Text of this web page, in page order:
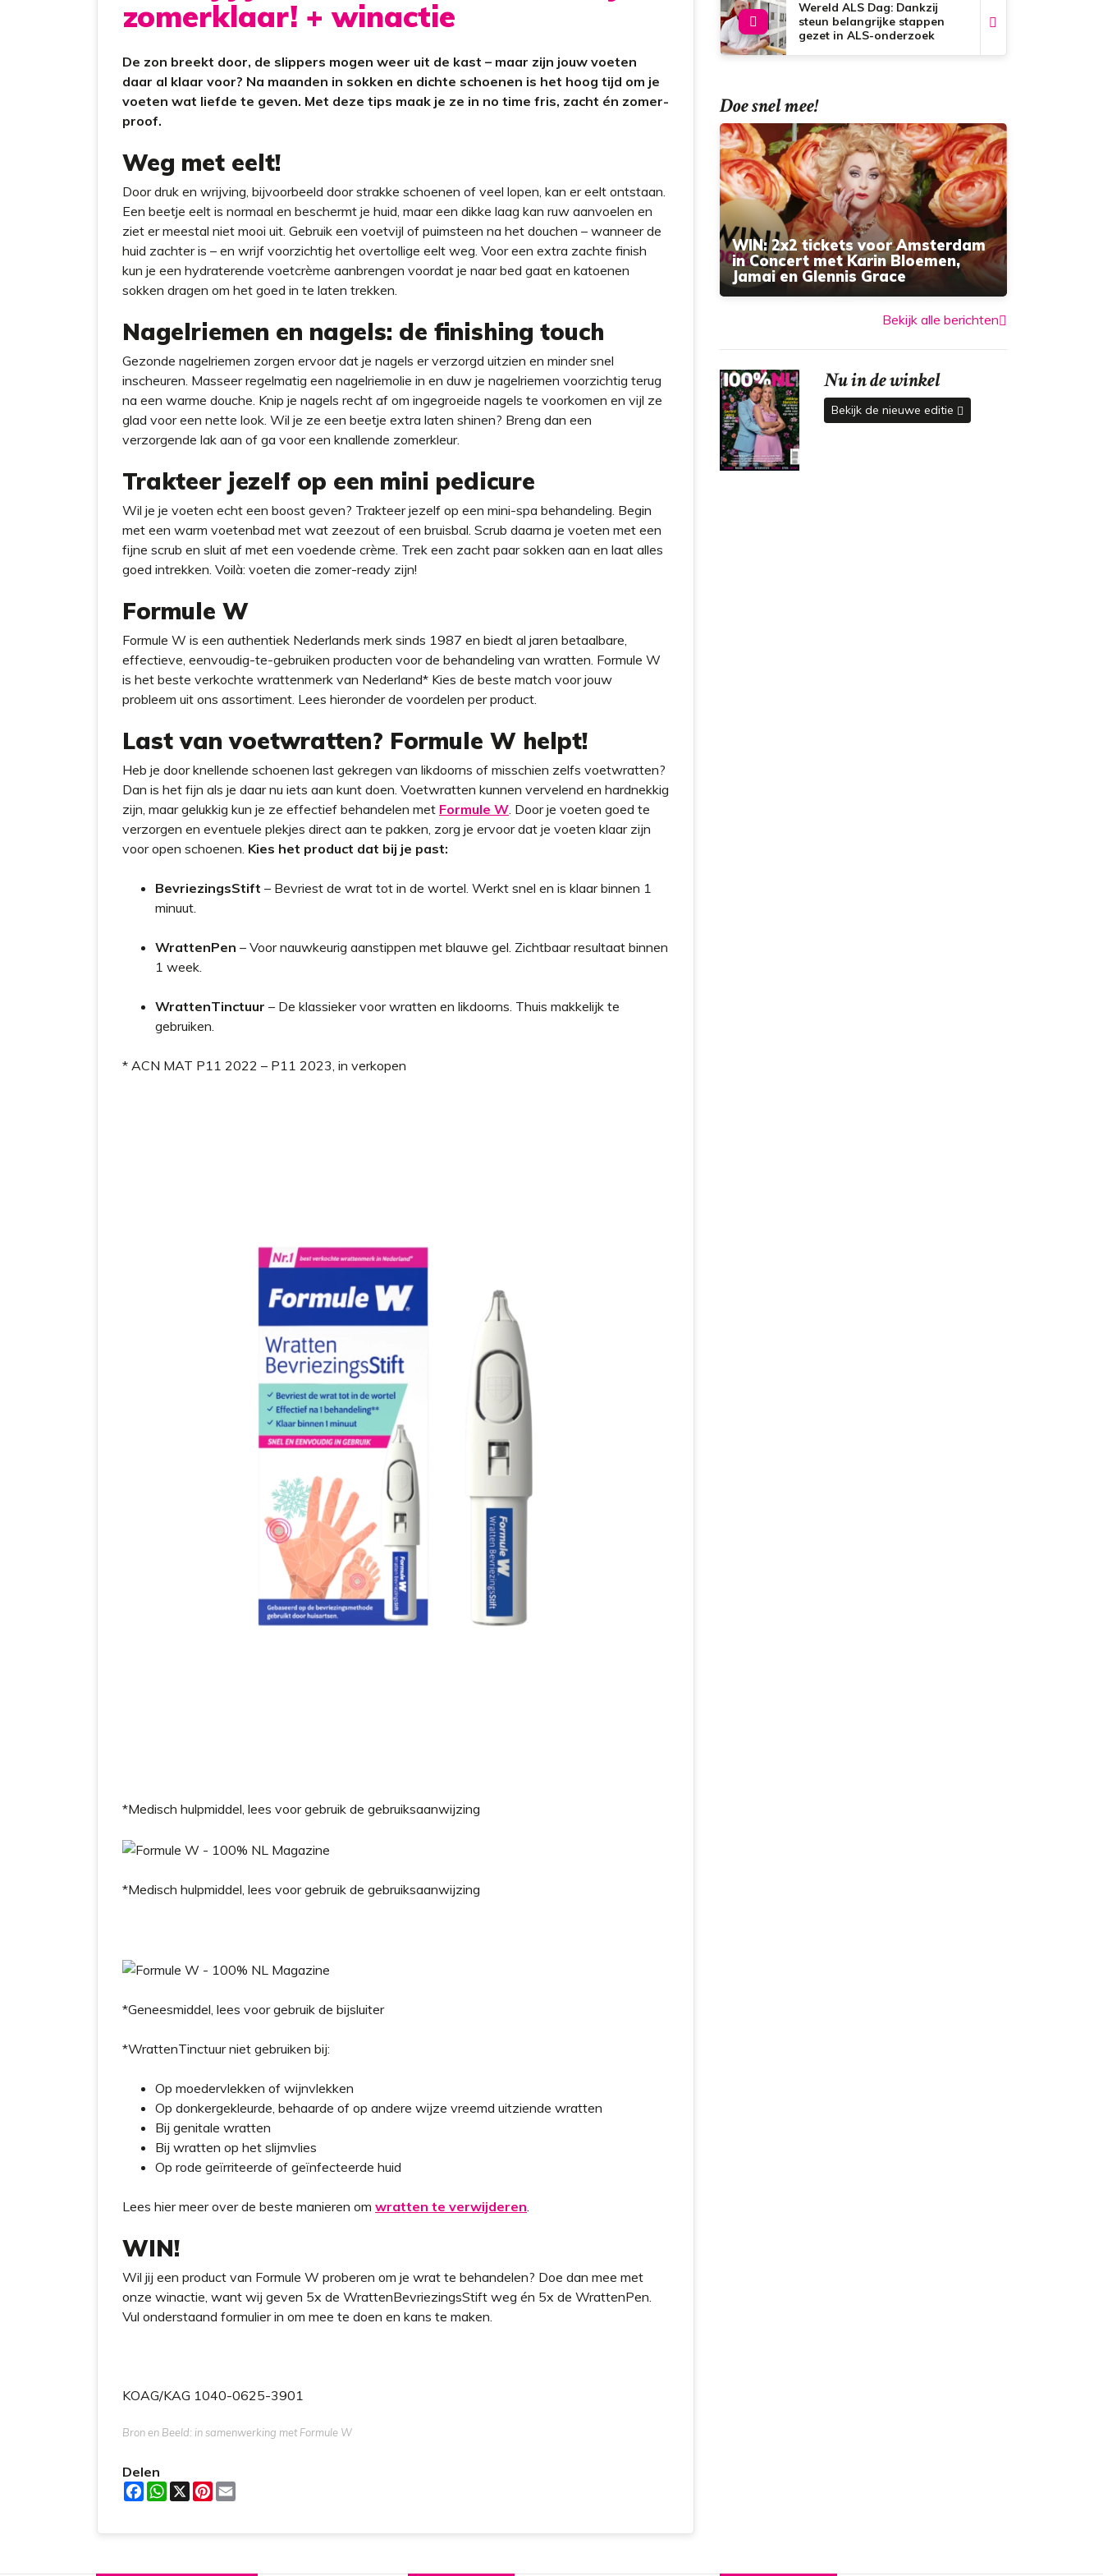
t
zomerklaar! + winactie
De zon breekt door, de slippers mogen weer uit de kast – maar zijn jouw voeten
daar al klaar voor? Na maanden in sokken en dichte schoenen is het hoog tijd om je
voeten wat liefde te geven. Met deze tips maak je ze in no time fris, zacht én zomer-
proof.
Weg met eelt!
Door druk en wrijving, bijvoorbeeld door strakke schoenen of veel lopen, kan er eelt ontstaan.
Een beetje eelt is normaal en beschermt je huid, maar een dikke laag kan ruw aanvoelen en
ziet er meestal niet mooi uit. Gebruik een voetvijl of puimsteen na het douchen – wanneer de
huid zachter is – en wrijf voorzichtig het overtollige eelt weg. Voor een extra zachte finish
kun je een hydraterende voetcrème aanbrengen voordat je naar bed gaat en katoenen
sokken dragen om het goed in te laten trekken.
Nagelriemen en nagels: de finishing touch
Gezonde nagelriemen zorgen ervoor dat je nagels er verzorgd uitzien en minder snel
inscheuren. Masseer regelmatig een nagelriemolie in en duw je nagelriemen voorzichtig terug
na een warme douche. Knip je nagels recht af om ingegroeide nagels te voorkomen en vijl ze
glad voor een nette look. Wil je ze een beetje extra laten shinen? Breng dan een
verzorgende lak aan of ga voor een knallende zomerkleur.
Trakteer jezelf op een mini pedicure
Wil je je voeten echt een boost geven? Trakteer jezelf op een mini-spa behandeling. Begin
met een warm voetenbad met wat zeezout of een bruisbal. Scrub daarna je voeten met een
fijne scrub en sluit af met een voedende crème. Trek een zacht paar sokken aan en laat alles
goed intrekken. Voilà: voeten die zomer-ready zijn!
Formule W
Formule W is een authentiek Nederlands merk sinds 1987 en biedt al jaren betaalbare,
effectieve, eenvoudig-te-gebruiken producten voor de behandeling van wratten. Formule W
is het beste verkochte wrattenmerk van Nederland* Kies de beste match voor jouw
probleem uit ons assortiment. Lees hieronder de voordelen per product.
Last van voetwratten? Formule W helpt!
Heb je door knellende schoenen last gekregen van likdoorns of misschien zelfs voetwratten?
Dan is het fijn als je daar nu iets aan kunt doen. Voetwratten kunnen vervelend en hardnekkig
zijn, maar gelukkig kun je ze effectief behandelen met Formule W. Door je voeten goed te
verzorgen en eventuele plekjes direct aan te pakken, zorg je ervoor dat je voeten klaar zijn
voor open schoenen. Kies het product dat bij je past:
BevriezingsStift – Bevriest de wrat tot in de wortel. Werkt snel en is klaar binnen 1
minuut.
WrattenPen – Voor nauwkeurig aanstippen met blauwe gel. Zichtbaar resultaat binnen
1 week.
WrattenTinctuur – De klassieker voor wratten en likdoorns. Thuis makkelijk te
gebruiken.
* ACN MAT P11 2022 – P11 2023, in verkopen
*Medisch hulpmiddel, lees voor gebruik de gebruiksaanwijzing
*Medisch hulpmiddel, lees voor gebruik de gebruiksaanwijzing
*Geneesmiddel, lees voor gebruik de bijsluiter
*WrattenTinctuur niet gebruiken bij:
Op moedervlekken of wijnvlekken
Op donkergekleurde, behaarde of op andere wijze vreemd uitziende wratten
Bij genitale wratten
Bij wratten op het slijmvlies
Op rode geïrriteerde of geïnfecteerde huid
Lees hier meer over de beste manieren om wratten te verwijderen.
WIN!
Wil jij een product van Formule W proberen om je wrat te behandelen? Doe dan mee met
onze winactie, want wij geven 5x de WrattenBevriezingsStift weg én 5x de WrattenPen.
Vul onderstaand formulier in om mee te doen en kans te maken.
KOAG/KAG 1040-0625-3901
Bron en Beeld: in samenwerking met Formule W
Delen
F
a
W
h
X
P
Wereld ALS Dag: Dankzij
steun belangrijke stappen
gezet in ALS-onderzoek
Doe snel mee!
WIN: 2x2 tickets voor Amsterdam
in Concert met Karin Bloemen,
Jamai en Glennis Grace
Bekijk alle berichten
Nu in de winkel
Bekijk de nieuwe editie